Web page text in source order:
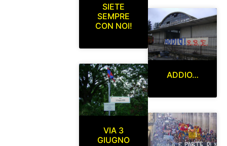
SIETE
SEMPRE
CON NOI!
VIA 3
GIUGNO
ADDIO…